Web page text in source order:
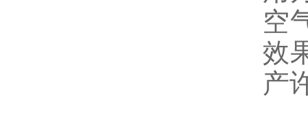
空
效
产